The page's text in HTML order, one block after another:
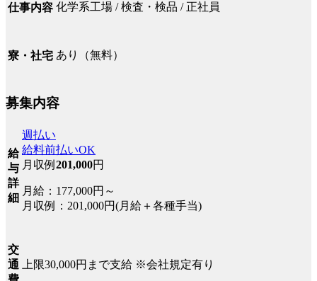
仕事内容 化学系工場 / 検査・検品 / 正社員
寮・社宅 あり（無料）
募集内容
給
与
詳
細
週払い
給料前払いOK
月収例 201,000円
月給：177,000円～
月収例：201,000円(月給＋各種手当)
交
通
上限30,000円まで支給 ※会社規定有り